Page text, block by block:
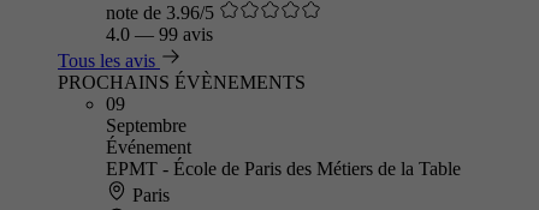
note de 3.96/5
4.0 — 99 avis
Tous les avis
PROCHAINS ÉVÈNEMENTS
09
Septembre
Événement
EPMT - École de Paris des Métiers de la Table
Paris